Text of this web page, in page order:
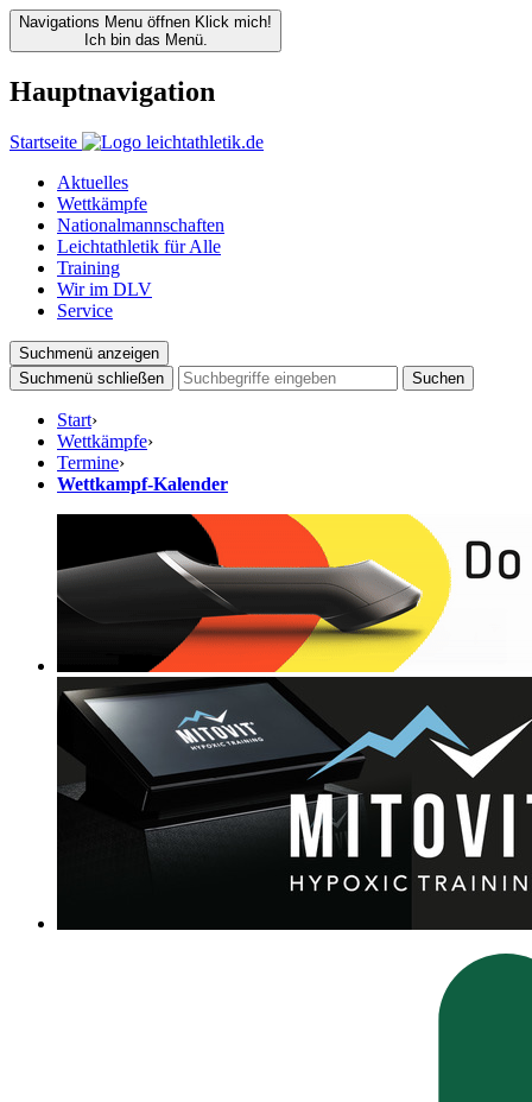
Navigations Menu öffnen Klick mich!
Ich bin das Menü.
Hauptnavigation
Startseite
Aktuelles
Wettkämpfe
Nationalmannschaften
Leichtathletik für Alle
Training
Wir im DLV
Service
Suchmenü anzeigen
Suchmenü schließen
Suchen
Start›
Wettkämpfe›
Termine›
Wettkampf-Kalender